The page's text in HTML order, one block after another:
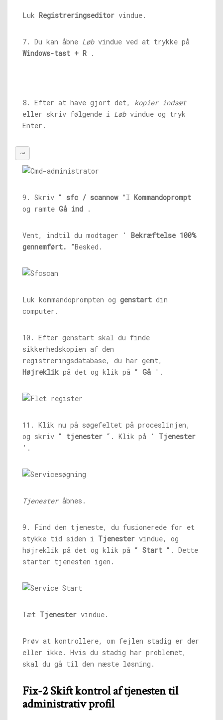
Luk Registreringseditor vindue.
7. Du kan åbne Løbvindue ved at trykke på
Windows-tast + R .
8. Efter at have gjort det, kopier indsæt
eller skriv følgende i Løbvindue og tryk
Enter.
cmd
9. Skriv “ sfc / scannow”I Kommandoprompt
og ramte Gå ind .
Vent, indtil du modtager ' Bekræftelse 100%
gennemført.
”Besked.
Luk kommandoprompten og genstart din
computer.
10. Efter genstart skal du finde
sikkerhedskopien af ​​den
registreringsdatabase, du har gemt,
Højreklik på det og klik på “ Gå '.
11. Klik nu på søgefeltet på proceslinjen,
og skriv “ tjenester “. Klik på ' Tjenester
'.
Tjenesteråbnes.
9. Find den tjeneste, du fusionerede for et
stykke tid siden i Tjenester vindue, og
højreklik på det og klik på “ Start “. Dette
starter tjenesten igen.
Tæt Tjenester vindue.
Prøv at kontrollere, om fejlen stadig er der
eller ikke. Hvis du stadig har problemet,
skal du gå til den næste løsning.
Fix-2 Skift kontrol af tjenesten til
administrativ profil